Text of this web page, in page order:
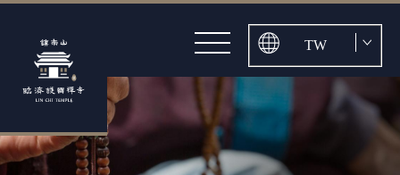
關於護國禪寺
歷任住持
公告
活動
伽藍巡禮
古寺之美
與法相會